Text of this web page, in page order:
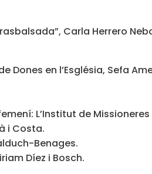
Carla Herrero
Dones en l’Església, Sefa
L’Institut de Missioneres
i Costa.
Benages.
Díez i Bosch.